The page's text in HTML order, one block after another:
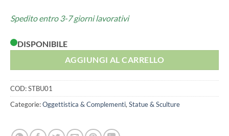
Spedito entro 3-7 giorni lavorativi
DISPONIBILE
AGGIUNGI AL CARRELLO
COD:STBU01
Categorie:Oggettistica & Complementi,Statue & Sculture